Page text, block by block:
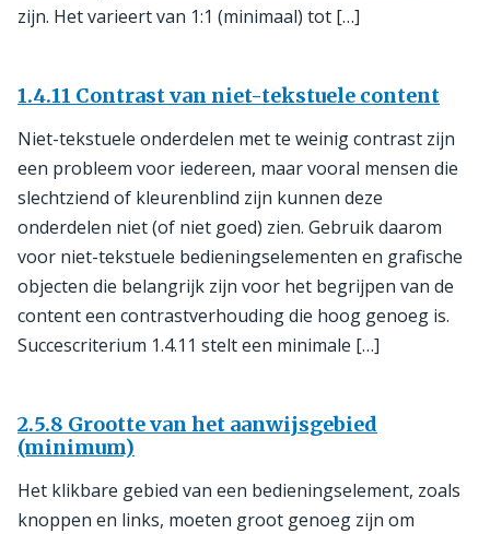
zijn. Het varieert van 1:1 (minimaal) tot […]
1.4.11 Contrast van niet-tekstuele content
Niet-tekstuele onderdelen met te weinig contrast zijn
een probleem voor iedereen, maar vooral mensen die
slechtziend of kleurenblind zijn kunnen deze
onderdelen niet (of niet goed) zien. Gebruik daarom
voor niet-tekstuele bedieningselementen en grafische
objecten die belangrijk zijn voor het begrijpen van de
content een contrastverhouding die hoog genoeg is.
Succescriterium 1.4.11 stelt een minimale […]
2.5.8 Grootte van het aanwijsgebied
(minimum)
Het klikbare gebied van een bedieningselement, zoals
knoppen en links, moeten groot genoeg zijn om